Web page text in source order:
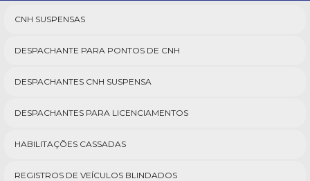
CNH SUSPENSAS
DESPACHANTE PARA PONTOS DE CNH
DESPACHANTES CNH SUSPENSA
DESPACHANTES PARA LICENCIAMENTOS
HABILITAÇÕES CASSADAS
REGISTROS DE VEÍCULOS BLINDADOS